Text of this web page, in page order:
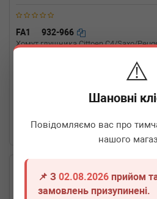
⚠️
Шановні
Повідомляємо вас про
нашого
📌 З02.08.2026 прийом
замовлень призупинені.
FA1 932-966
Хомут глушника Cittoen C4/Saxo/
+ В